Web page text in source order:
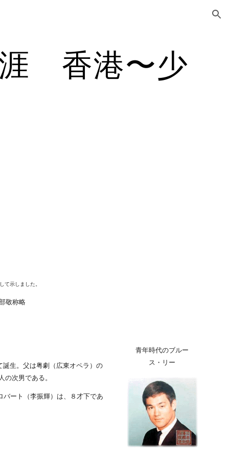
香港〜少
示しました。
敬称略
生。父は粤劇（広東オペラ）の
次男である。
ート（李振輝）は、８才下であ
青年時代のブルー
ス・リー